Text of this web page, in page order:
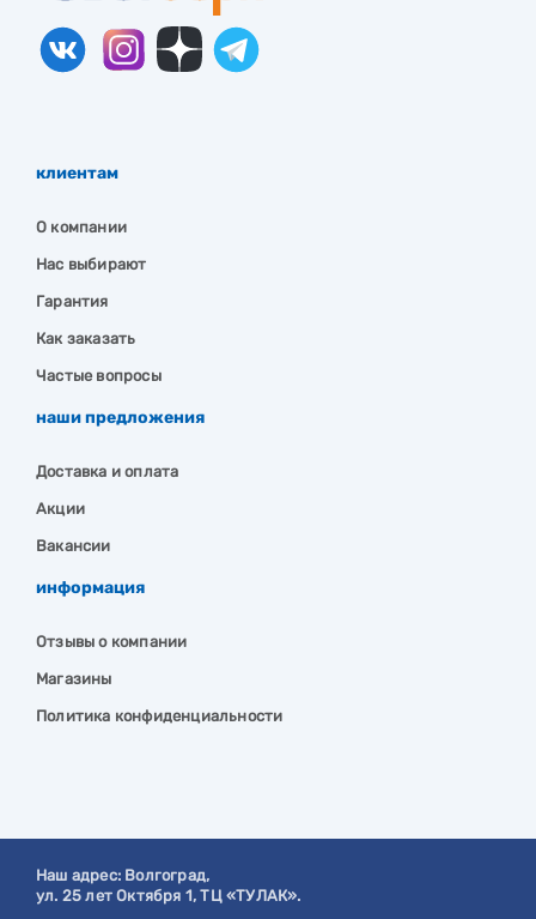
клиентам
О компании
Нас выбирают
Гарантия
Как заказать
Частые вопросы
наши предложения
Доставка и оплата
Акции
Вакансии
информация
Отзывы о компании
Магазины
Политика конфиденциальности
Наш адрес: Волгоград,
ул. 25 лет Октября 1, ТЦ «ТУЛАК».